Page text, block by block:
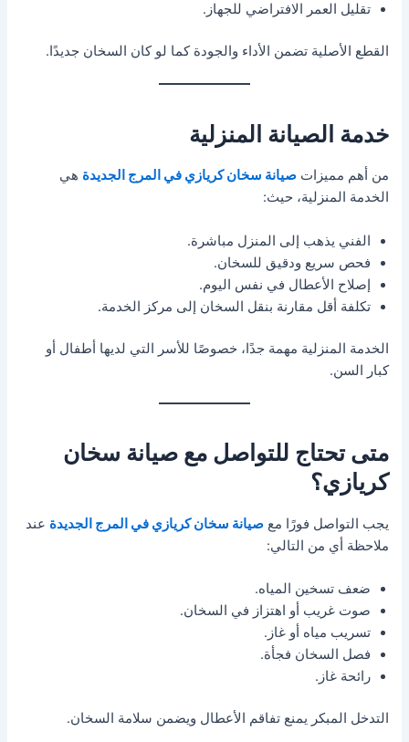
تقليل العمر الافتراضي للجهاز.
القطع الأصلية تضمن الأداء والجودة كما لو كان السخان جديدًا.
خدمة الصيانة المنزلية
من أهم مميزاتصيانة سخان كريازي في المرج الجديدة هي
الخدمة المنزلية، حيث:
الفني يذهب إلى المنزل مباشرة.
فحص سريع ودقيق للسخان.
إصلاح الأعطال في نفس اليوم.
تكلفة أقل مقارنة بنقل السخان إلى مركز الخدمة.
الخدمة المنزلية مهمة جدًا، خصوصًا للأسر التي لديها أطفال أو
كبار السن.
متى تحتاج للتواصل مع صيانة سخان
كريازي؟
يجب التواصل فورًا معصيانة سخان كريازي في المرج الجديدة عند
ملاحظة أي من التالي:
ضعف تسخين المياه.
صوت غريب أو اهتزاز في السخان.
تسريب مياه أو غاز.
فصل السخان فجأة.
رائحة غاز.
التدخل المبكر يمنع تفاقم الأعطال ويضمن سلامة السخان.